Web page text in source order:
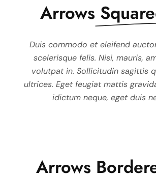
Arrows
Duis commodo et eleifend
scelerisque felis. Nisi, mauris,
volutpat in. Sollicitudin sagittis
ultrices. Eget feugiat mattis
idictum neque, eget duis
Duis
volutpat
ultrices.
Arrows